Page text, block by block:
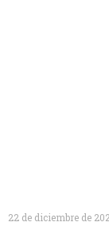
22 de diciembre de